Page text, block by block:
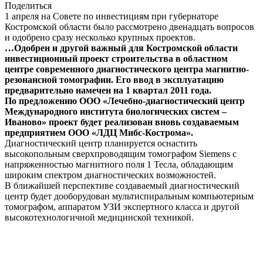
Поделиться
1 апреля на Совете по инвестициям при губернаторе
Костромской области было рассмотрено двенадцать вопросов
и одобрено сразу несколько крупных проектов.
…Одобрен и другой важный для Костромской области
инвестиционный проект строительства в областном
центре современного диагностического центра магнитно-
резонансной томографии. Его ввод в эксплуатацию
предварительно намечен на 1 квартал 2011 года.
По предложению ООО «Лечебно-диагностический центр
Международного института биологических систем –
Иваново» проект будет реализован вновь создаваемым
предприятием ООО «ЛДЦ Мибс-Кострома».
Диагностический центр планируется оснастить
высокопольным сверхпроводящим томографом Siemens с
напряженностью магнитного поля 1 Тесла, обладающим
широким спектром диагностических возможностей.
В ближайшей перспективе создаваемый диагностический
центр будет дооборудован мультиспиральным компьютерным
томографом, аппаратом УЗИ экспертного класса и другой
высокотехнологичной медицинской техникой.